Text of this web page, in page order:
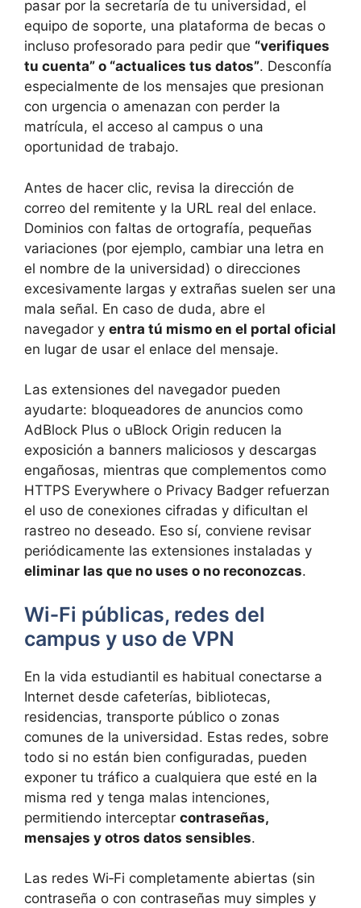
pasar por la secretaría de tu universidad, el
equipo de soporte, una plataforma de becas o
incluso profesorado para pedir que “verifiques
tu cuenta” o “actualices tus datos”. Desconfía
especialmente de los mensajes que presionan
con urgencia o amenazan con perder la
matrícula, el acceso al campus o una
oportunidad de trabajo.
Antes de hacer clic, revisa la dirección de
correo del remitente y la URL real del enlace.
Dominios con faltas de ortografía, pequeñas
variaciones (por ejemplo, cambiar una letra en
el nombre de la universidad) o direcciones
excesivamente largas y extrañas suelen ser una
mala señal. En caso de duda, abre el
navegador y entra tú mismo en el portal oficial
en lugar de usar el enlace del mensaje.
Las extensiones del navegador pueden
ayudarte: bloqueadores de anuncios como
AdBlock Plus o uBlock Origin reducen la
exposición a banners maliciosos y descargas
engañosas, mientras que complementos como
HTTPS Everywhere o Privacy Badger refuerzan
el uso de conexiones cifradas y dificultan el
rastreo no deseado. Eso sí, conviene revisar
periódicamente las extensiones instaladas y
eliminar las que no uses o no reconozcas.
Wi‑Fi públicas, redes del
campus y uso de VPN
En la vida estudiantil es habitual conectarse a
Internet desde cafeterías, bibliotecas,
residencias, transporte público o zonas
comunes de la universidad. Estas redes, sobre
todo si no están bien configuradas, pueden
exponer tu tráfico a cualquiera que esté en la
misma red y tenga malas intenciones,
permitiendo interceptar contraseñas,
mensajes y otros datos sensibles.
Las redes Wi‑Fi completamente abiertas (sin
contraseña o con contraseñas muy simples y